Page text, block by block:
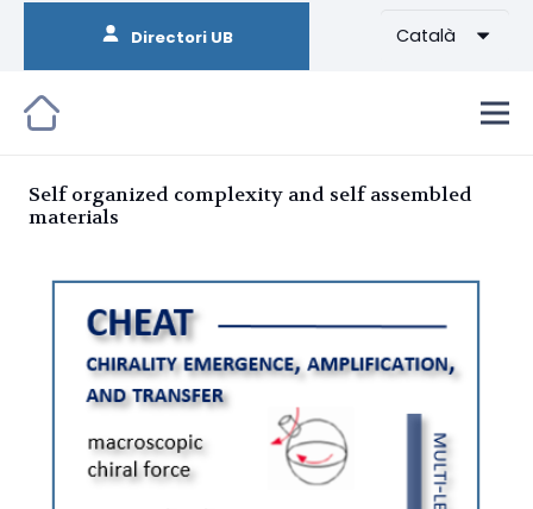
Directori UB Català
Self organized complexity and self assembled
materials